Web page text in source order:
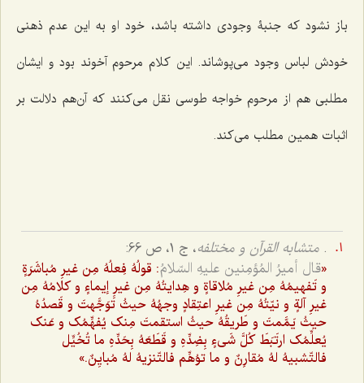
باز نشود که جنبۀ وجودی داشته باشد، خود او به این عدم ذهنی
خودش لباس وجود می‌پوشاند. این کلام مرحوم آخوند بود و ایشان
مطلبی هم از مرحوم خواجه طوسی نقل می‌کنند که آن‌هم دلالت بر
اثبات همین مطلب می‌کند.
. متشابه القرآن و مختلفه، ج ۱، ص 66:
«قال أمیرُ المُؤمِنین علیهِ السّلامُ: قولُهُ فِعلُهُ مِن غیرِ مُباشَرَةٍ
و تَفهیمُهُ مِن غیرِ مُلاقاةٍ و هِدایتُهُ مِن غیرِ إیماءٍ و کلامُهُ مِن
غیرِ آلةٍ و نیّتُهُ مِن غیرِ اعتِقادٍ وجهُهُ حیثُ تَوَجَّهتَ و قَصدُهُ
حیثُ یَمَّمتَ و طَریقُهُ حیثُ استقمتَ مِنک یُفهِّمُک و عَنک
یُعلِّمُک ارتَبَطَ کُلَّ شَیءٍ بِضِدِّهِ و قَطَعَهُ بِحَدِّهِ ما تُخُیِّل
فالتّشبیهُ لهُ مُقارِنٌ و ما توُهِّم فالتّنزیهُ لهُ مُبایِنٌ.»